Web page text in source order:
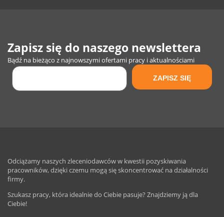
Zapisz się do naszego newslettera
Bądź na bieżąco z najnowszymi ofertami pracy i aktualnościami
Odciążamy naszych zleceniodawców w kwestii pozyskiwania
pracowników, dzięki czemu mogą się skoncentrować na działalności
firmy.
Szukasz pracy, która idealnie do Ciebie pasuje? Znajdziemy ją dla
Ciebie!